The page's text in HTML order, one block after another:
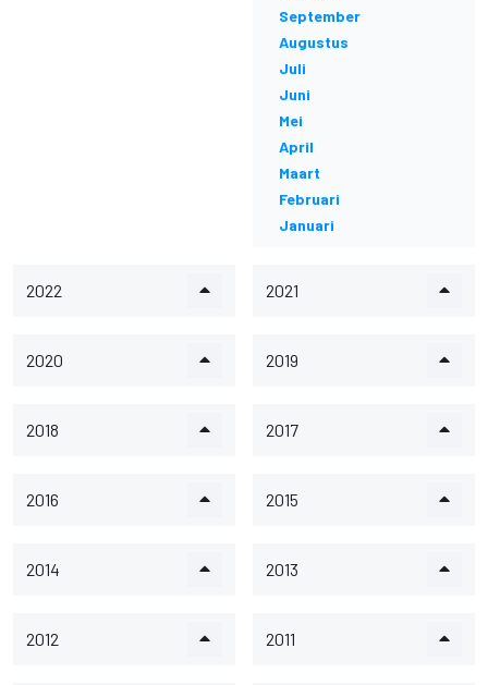
September
Augustus
Juli
Juni
Mei
April
Maart
Februari
Januari
2022 2021
2020 2019
2018 2017
2016 2015
2014 2013
2012 2011